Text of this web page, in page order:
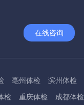
在线咨询
亳州体检 滨州体检
检 重庆体检 成都体检